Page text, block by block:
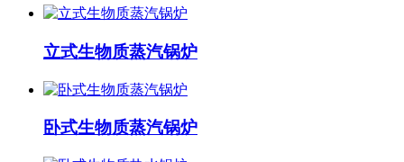
立式生物质蒸汽锅炉
卧式生物质蒸汽锅炉